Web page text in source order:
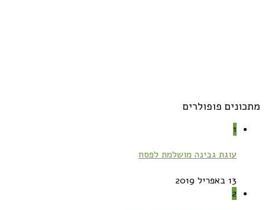
מתכונים פופולרים
1
עוגת גבינה מושלמת לפסח
13 באפריל 2019
2